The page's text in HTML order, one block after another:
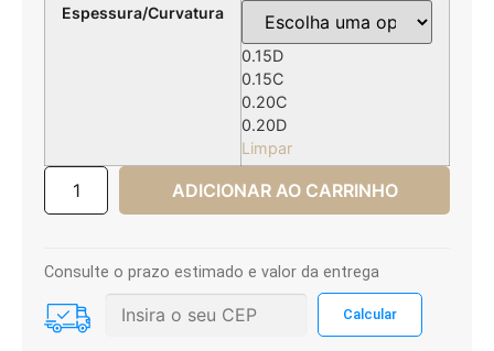
Espessura/Curvatura
0.15D
0.15C
0.20C
0.20D
Limpar
ADICIONAR AO CARRINHO
Consulte o prazo estimado e valor da entrega